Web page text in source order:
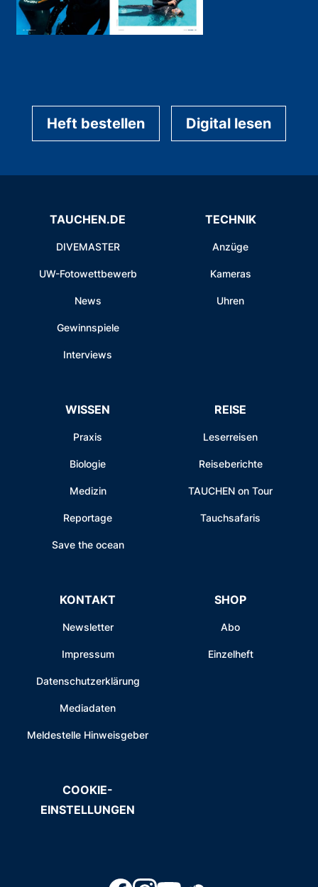
Heft bestellen Digital lesen
TAUCHEN.DE
DIVEMASTER
UW-Fotowettbewerb
News
Gewinnspiele
Interviews
TECHNIK
Anzüge
Kameras
Uhren
WISSEN
Praxis
Biologie
Medizin
Reportage
Save the ocean
REISE
Leserreisen
Reiseberichte
TAUCHEN on Tour
Tauchsafaris
KONTAKT
Newsletter
Impressum
Datenschutzerklärung
Mediadaten
Meldestelle Hinweisgeber
SHOP
Abo
Einzelheft
COOKIE-
EINSTELLUNGEN